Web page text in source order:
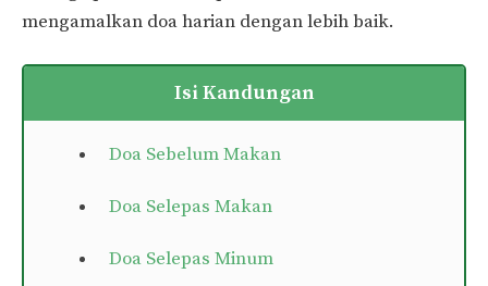
mengamalkan doa harian dengan lebih baik.
Isi Kandungan
Doa Sebelum Makan
Doa Selepas Makan
Doa Selepas Minum